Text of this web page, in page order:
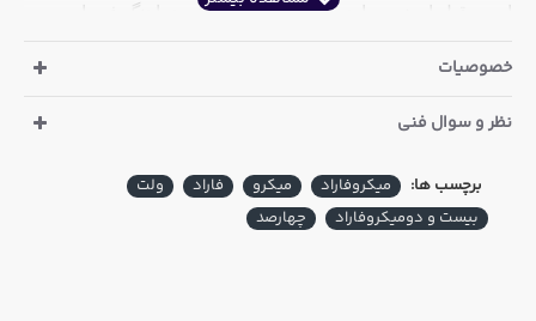
است قبل از خرید با همکاران بخش فروش هماهنگ فرمایید
قطر : 13 میلی متر
خصوصیات
نظر و سوال فنی
برچسب ها: میکروفاراد میکرو فاراد
ولت
بیست و دومیکروفاراد
چهارصد